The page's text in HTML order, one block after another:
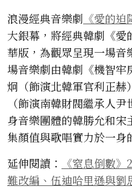
浪漫經典音樂劇 《愛的迫
大銀幕，將經典韓劇《
華版，為觀眾呈現一場音
場音樂劇由韓劇《機智牢
炯（飾演北韓軍官利正赫
（飾演南韓財閥繼承人
身音樂團體的韓勝允和
集顏值與歌唱實力於一身
延伸閱讀：
《窒息倒數
難改編、伍迪哈里遜與劉